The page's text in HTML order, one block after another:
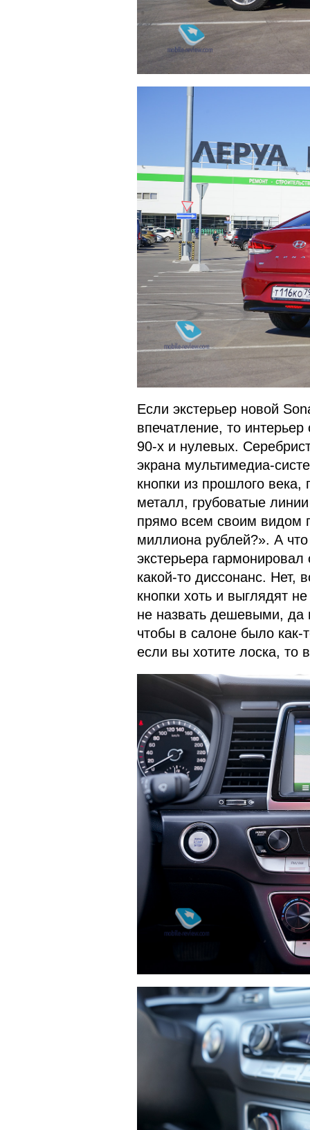
Если экстерьер новой
впечатление, то
90-х и нулевых.
экрана мультимедиа-
кнопки из прошлого
металл, грубоватые
прямо всем своим видом
миллиона рублей?». А
экстерьера
какой-то диссонанс. Нет,
кнопки хоть и выглядят
не назвать дешевыми, да
чтобы в салоне было как-
если вы хотите лоска, то